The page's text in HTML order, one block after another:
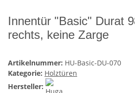
Innentür "Basic" Durat
rechts, keine Zarge
Artikelnummer: HU-Basic-DU-070
Kategorie: Holztüren
Hersteller: